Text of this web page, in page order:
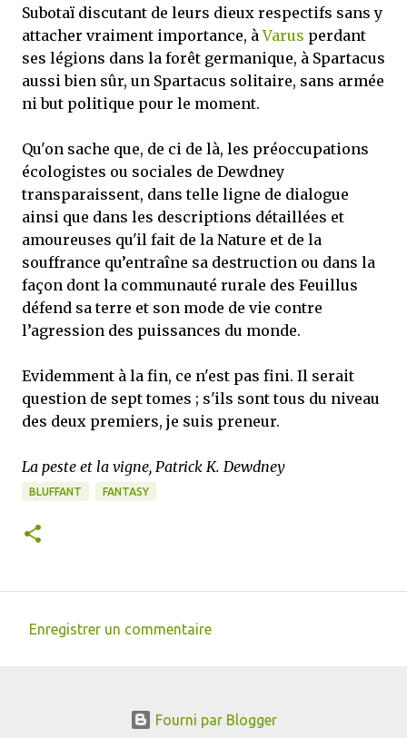
Subotaï discutant de leurs dieux respectifs sans y
attacher vraiment importance, àVarus perdant
ses légions dans la forêt germanique, à Spartacus
aussi bien sûr, un Spartacus solitaire, sans armée
ni but politique pour le moment.
Qu'on sache que, de ci de là, les préoccupations
écologistes ou sociales de Dewdney
transparaissent, dans telle ligne de dialogue
ainsi que dans les descriptions détaillées et
amoureuses qu'il fait de la Nature et de la
souffrance qu’entraîne sa destruction ou dans la
façon dont la communauté rurale des Feuillus
défend sa terre et son mode de vie contre
l’agression des puissances du monde.
Evidemment à la fin, ce n'est pas fini. Il serait
question de sept tomes ; s'ils sont tous du niveau
des deux premiers, je suis preneur.
La peste et la vigne, Patrick K. Dewdney
BLUFFANT FANTASY
Enregistrer un commentaire
Fourni par Blogger